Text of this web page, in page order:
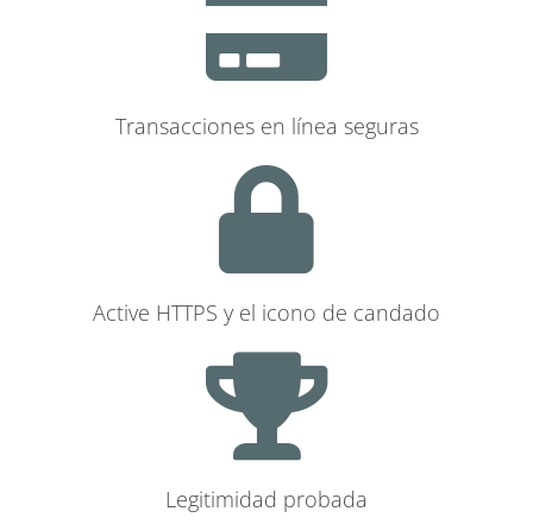
Transacciones en línea seguras
Active HTTPS y el icono de candado
Legitimidad probada